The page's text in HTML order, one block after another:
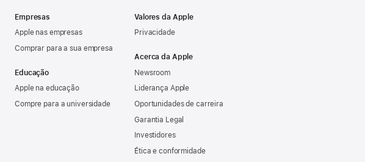
Empresas
Apple nas empresas
Comprar para a sua empresa
Educação
Apple na educação
Compre para a universidade
Valores da Apple
Privacidade
Acerca da Apple
Newsroom
Liderança Apple
Oportunidades de carreira
Garantia Legal
Investidores
Ética e conformidade